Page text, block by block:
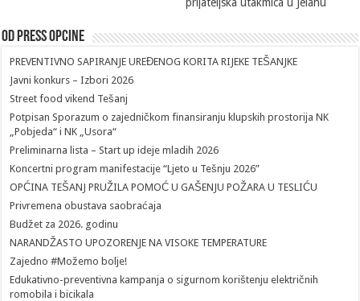
Od Press Opcine
PREVENTIVNO SAPIRANJE UREĐENOG KORITA RIJEKE TEŠANJKE
Javni konkurs – Izbori 2026
Street food vikend Tešanj
Potpisan Sporazum o zajedničkom finansiranju klupskih prostorija NK
„Pobjeda“ i NK „Usora“
Preliminarna lista – Start up ideje mladih 2026
Koncertni program manifestacije “Ljeto u Tešnju 2026”
OPĆINA TEŠANJ PRUŽILA POMOĆ U GAŠENJU POŽARA U TESLIĆU
Privremena obustava saobraćaja
Budžet za 2026. godinu
NARANDŽASTO UPOZORENJE NA VISOKE TEMPERATURE
Zajedno #Možemo bolje!
Edukativno-preventivna kampanja o sigurnom korištenju električnih
romobila i bicikala